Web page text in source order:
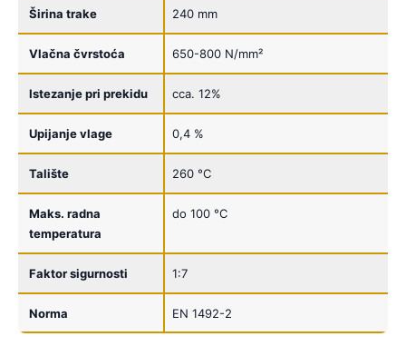
Širina trake 240 mm
Vlačna čvrstoća 650-800 N/mm²
Istezanje pri prekidu cca. 12%
Upijanje vlage 0,4 %
Talište 260 °C
Maks. radna
temperatura
do 100 °C
Faktor sigurnosti 1:7
Norma EN 1492-2